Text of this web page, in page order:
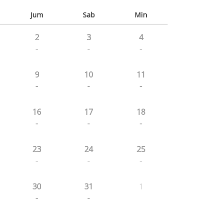
Jum Sab Min
2
-
3
-
4
-
9
-
10
-
11
-
16
-
17
-
18
-
23
-
24
-
25
-
30
-
31
-
1